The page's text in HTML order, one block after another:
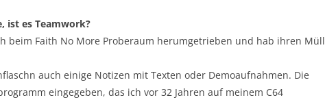
ist es Teamwork?
beim Faith No More Proberaum herumgetrieben und hab ihren Müll
auch einige Notizen mit Texten oder Demoaufnahmen. Die
eingegeben, das ich vor 32 Jahren auf meinem C64